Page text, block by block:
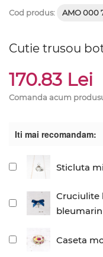
Cod produs: AMO 000
Cutie trusou
170.83 Lei
Comanda acum
Iti mai recomandam:
Sticluta
Cruciulite
bleumarin
Caseta